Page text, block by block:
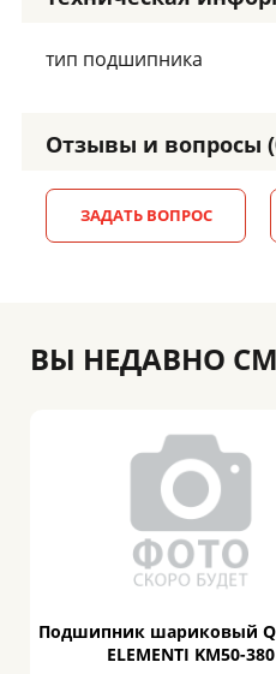
тип подшипника
Отзывы и вопросы
ЗАДАТЬ ВОПРОС
ВЫ НЕДАВНО
Подшипник шариковый
ELEMENTI KM50-380